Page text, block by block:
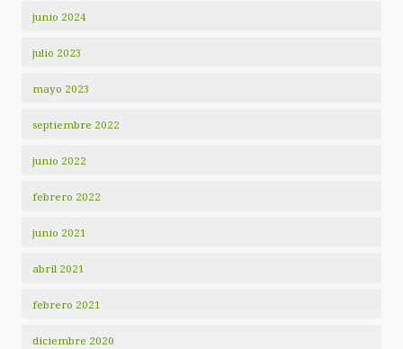
junio 2024
julio 2023
mayo 2023
septiembre 2022
junio 2022
febrero 2022
junio 2021
abril 2021
febrero 2021
diciembre 2020